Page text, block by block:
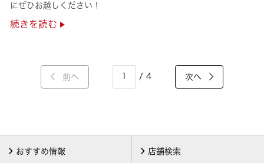
にぜひお越しください！
続きを読む
前へ / 4 次へ
おすすめ情報 店舗検索